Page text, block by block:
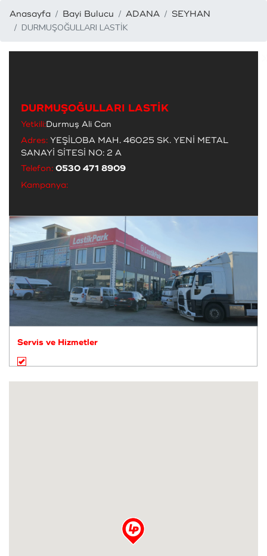
Anasayfa Bayi Bulucu ADANA SEYHAN
DURMUŞOĞULLARI LASTİK
DURMUŞOĞULLARI LASTİK
Yetkili:Durmuş Ali Can
Adres: YEŞİLOBA MAH. 46025 SK. YENİ METAL
SANAYİ SİTESİ NO: 2 A
Telefon: 0530 471 8909
Kampanya:
Servis ve Hizmetler